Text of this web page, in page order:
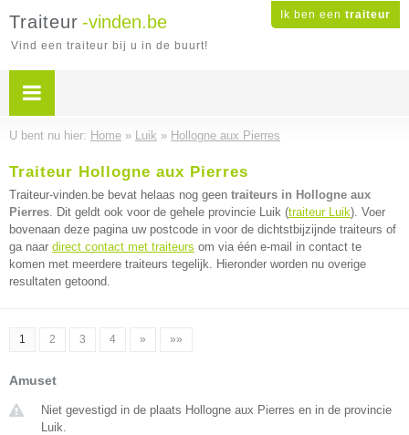
Ik ben een traiteur
Traiteur -vinden.be
Vind een traiteur bij u in de buurt!
U bent nu hier: Home » Luik » Hollogne aux Pierres
Traiteur Hollogne aux Pierres
Traiteur-vinden.be bevat helaas nog geen traiteurs in Hollogne aux
Pierres. Dit geldt ook voor de gehele provincie Luik (traiteur Luik). Voer
bovenaan deze pagina uw postcode in voor de dichtstbijzijnde traiteurs of
ga naar direct contact met traiteurs om via één e-mail in contact te
komen met meerdere traiteurs tegelijk. Hieronder worden nu overige
resultaten getoond.
1 2 3 4 » »»
Amuset
Niet gevestigd in de plaats Hollogne aux Pierres en in de provincie
Luik.